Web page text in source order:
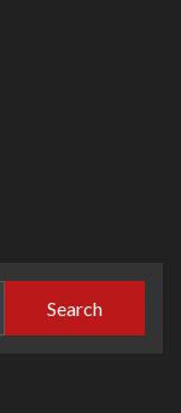
Search